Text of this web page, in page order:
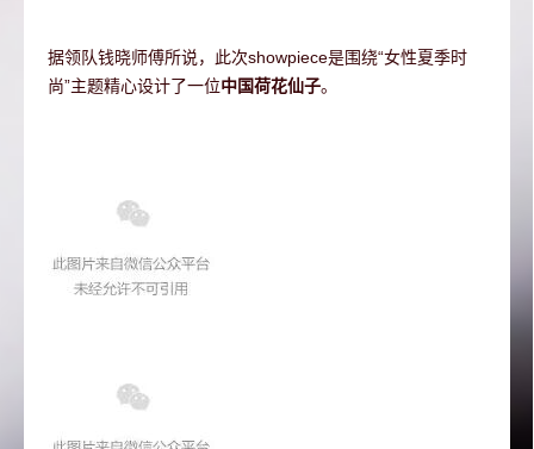
据领队钱晓师傅所说，此次showpiece是围绕“女性夏季时
尚”主题精心设计了一位中国荷花仙子。